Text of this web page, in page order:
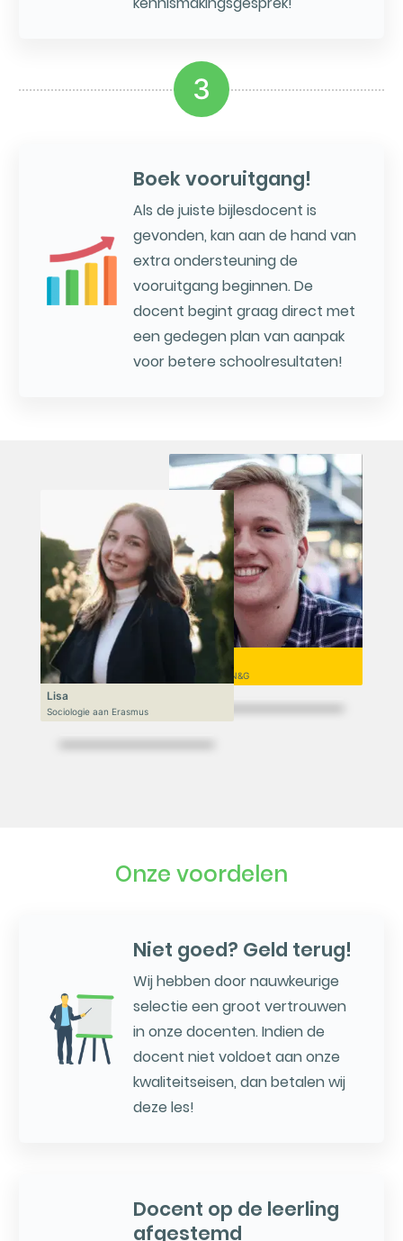
3
Boek vooruitgang!
Als de juiste bijlesdocent is
gevonden, kan aan de hand van
extra ondersteuning de
vooruitgang beginnen. De
docent begint graag direct met
een gedegen plan van aanpak
voor betere schoolresultaten!
Niek
VWO 6, N&T/N&G
Lisa
Sociologie aan Erasmus
Onze voordelen
Niet goed? Geld terug!
Wij hebben door nauwkeurige
selectie een groot vertrouwen
in onze docenten. Indien de
docent niet voldoet aan onze
kwaliteitseisen, dan betalen wij
deze les!
Docent op de leerling
afgestemd